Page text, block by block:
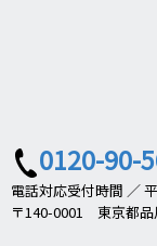
0120-90-
電話対応受付時間 ／
〒140-0001 東京都